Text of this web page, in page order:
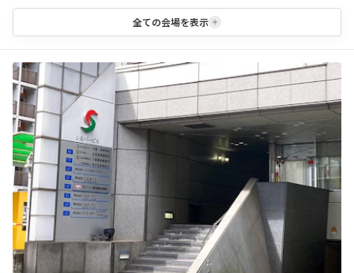
全ての会場を表示